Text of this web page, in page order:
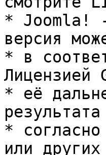
* Joomla! -
версия
* в
Лицензией
* её
* согласно
или